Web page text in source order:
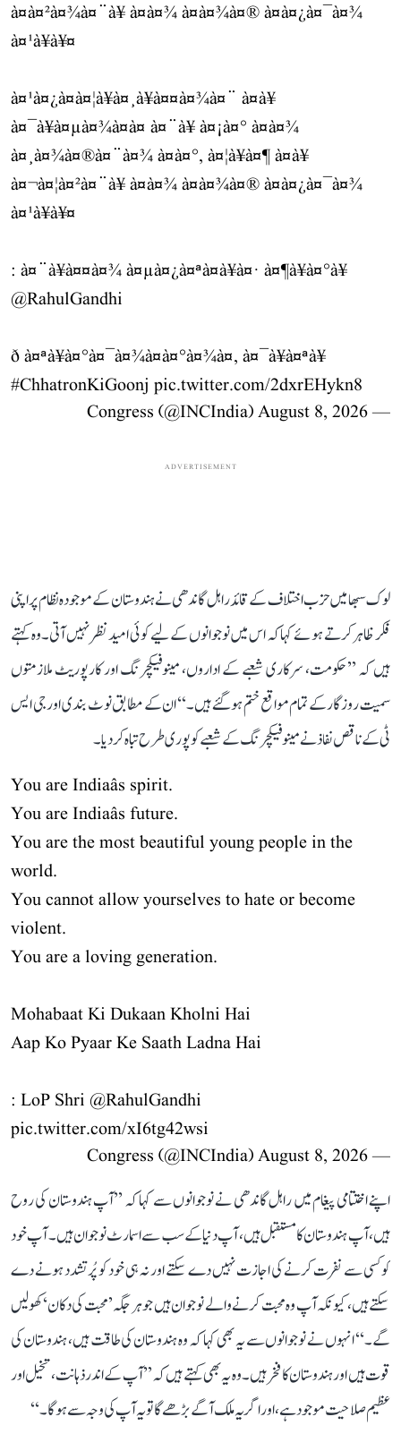
à¤à¤²à¤¾à¤¨à¥ à¤à¤¾ à¤à¤¾à¤® à¤à¤¿à¤¯à¤¾
à¤¹à¥à¥¤
à¤¹à¤¿à¤à¤¦à¥à¤¸à¥à¤¤à¤¾à¤¨ à¤à¥
à¤¯à¥à¤µà¤¾à¤à¤ à¤¨à¥ à¤¡à¤° à¤à¤¾
à¤¸à¤¾à¤®à¤¨à¤¾ à¤à¤°, à¤¦à¥à¤¶ à¤à¥
à¤¬à¤¦à¤²à¤¨à¥ à¤à¤¾ à¤à¤¾à¤® à¤à¤¿à¤¯à¤¾
à¤¹à¥à¥¤
: à¤¨à¥à¤¤à¤¾ à¤µà¤¿à¤ªà¤à¥à¤· à¤¶à¥à¤°à¥
@RahulGandhi
ð à¤ªà¥à¤°à¤¯à¤¾à¤à¤°à¤¾à¤, à¤¯à¥à¤ªà¥
#ChhatronKiGoonj pic.twitter.com/2dxrEHykn8
— Congress (@INCIndia)
August 8, 2026
ADVERTISEMENT
لوک سبھا میں حزب اختلاف کے قائد راہل گاندھی نے ہندوستان کے موجودہ نظام پر اپنی
فکر ظاہر کرتے ہوئے کہا کہ اس میں نوجوانوں کے لیے کوئی امید نظر نہیں آتی۔ وہ کہتے
ہیں کہ ’’حکومت، سرکاری شعبے کے اداروں، مینوفیکچرنگ اور کارپوریٹ ملازمتوں
سمیت روزگار کے تمام مواقع ختم ہو گئے ہیں۔‘‘ ان کے مطابق نوٹ بندی اور جی ایس
ٹی کے ناقص نفاذ نے مینوفیکچرنگ کے شعبے کو پوری طرح تباہ کر دیا۔
You are Indiaâs spirit.
You are Indiaâs future.
You are the most beautiful young people in the
world.
You cannot allow yourselves to hate or become
violent.
You are a loving generation.
Mohabaat Ki Dukaan Kholni Hai
Aap Ko Pyaar Ke Saath Ladna Hai
: LoP Shri @RahulGandhi
pic.twitter.com/xI6tg42wsi
— Congress (@INCIndia)
August 8, 2026
اپنے اختتامی پیغام میں راہل گاندھی نے نوجوانوں سے کہا کہ ’’آپ ہندوستان کی روح
ہیں، آپ ہندوستان کا مستقبل ہیں، آپ دنیا کے سب سے اسمارٹ نوجوان ہیں۔ آپ خود
کو کسی سے نفرت کرنے کی اجازت نہیں دے سکتے اور نہ ہی خود کو پُرتشدد ہونے دے
سکتے ہیں، کیونکہ آپ وہ محبت کرنے والے نوجوان ہیں جو ہر جگہ ’محبت کی دکان‘ کھولیں
گے۔‘‘ انہوں نے نوجوانوں سے یہ بھی کہا کہ وہ ہندوستان کی طاقت ہیں، ہندوستان کی
قوت ہیں اور ہندوستان کا فخر ہیں۔ وہ یہ بھی کہتے ہیں کہ ’’آپ کے اندر ذہانت، تخیل اور
عظیم صلاحیت موجود ہے، اور اگر یہ ملک آگے بڑھے گا تو یہ آپ کی وجہ سے ہوگا۔‘‘